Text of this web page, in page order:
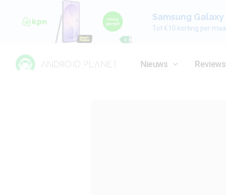
Samsung
Tot €10 korting per
Nieuws Reviews